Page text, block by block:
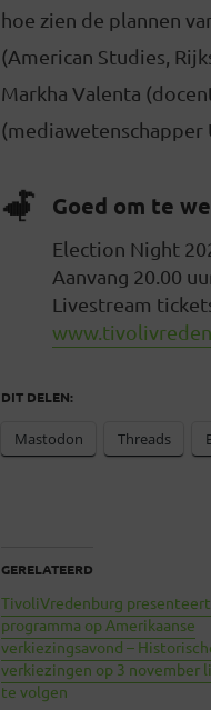
hoe zien de plannen
(American Studies,
Markha Valenta
Goed om te
Election Night
Aanvang 20.00
Livestream
DIT DELEN:
Mastodon Threads
GERELATEERD
TivoliVredenburg presenteert
programma op Amerikaanse
verkiezingsavond –
verkiezingen op 3 november
te volgen